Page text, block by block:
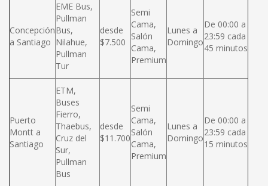
Concepción
a Santiago
EME Bus,
Pullman
Bus,
Nilahue,
Pullman
Tur
desde
$7.500
Semi
Cama,
Salón
Cama,
Premium
Lunes a
Domingo
De 00:00 a
23:59 cada
45 minutos
Puerto
Montt a
Santiago
ETM,
Buses
Fierro,
Thaebus,
Cruz del
Sur,
Pullman
Bus
desde
$11.700
Semi
Cama,
Salón
Cama,
Premium
Lunes a
Domingo
De 00:00 a
23:59 cada
15 minutos